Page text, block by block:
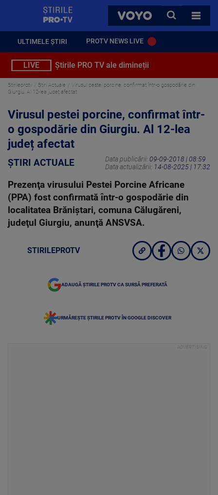
VOYO
CAUTA
TOATE
ULTIMELE ȘTIRI PROTV NEWS LIVE
LIVE Știrile PRO TV ale dimineții
Stirileprotv Știri Actuale
Virusul pestei porcine, confirmat într-o gospodărie din
Giurgiu. Al 12-lea județ afectat
Virusul pestei porcine, confirmat într-
o gospodărie din Giurgiu. Al 12-lea
județ afectat
ȘTIRI ACTUALE Data publicării: 09-09-2018 | 08:59
Data actualizării: 14-08-2025 | 17:32
Prezenţa virusului Pestei Porcine Africane
(PPA) fost confirmată într-o gospodărie din
localitatea Brăniştari, comuna Călugăreni,
judeţul Giurgiu, anunţă ANSVSA.
STIRILEPROTV
ADAUGĂ ȘTIRILE PROTV CA SURSĂ PREFERATĂ
URMĂREȘTE ȘTIRILE PROTV ÎN GOOGLE DISCOVER